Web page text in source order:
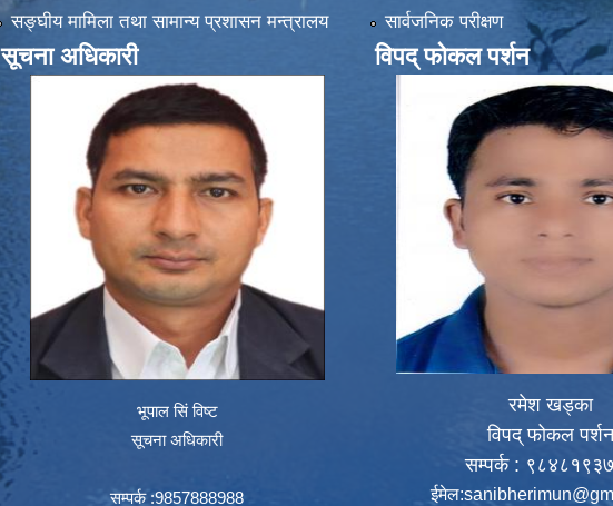
सङ्‍घीय मामिला तथा सामान्य प्रशासन मन्त्रालय
सूचना अधिकारी
भूपाल सिं विष्ट
सूचना अधिकारी
सम्पर्क :9857888988
सार्वजनिक परीक्षण
विपद् फोकल पर्शन
रमेश खड्का
विपद् फोकल पर्शन
सम्पर्क :
ईमेल: